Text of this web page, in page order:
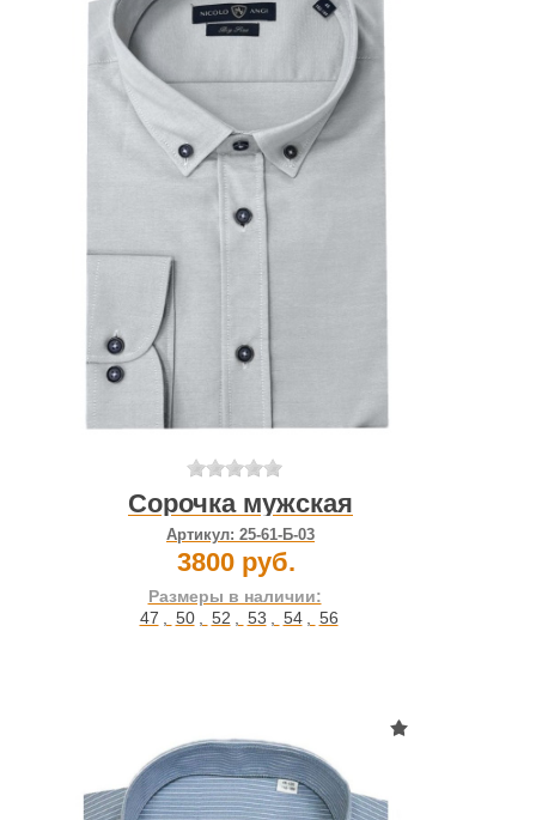
Сорочка мужская
Артикул: 25-61-Б-03
3800 руб.
Размеры в наличии:
47 , 50 , 52 , 53 , 54 , 56